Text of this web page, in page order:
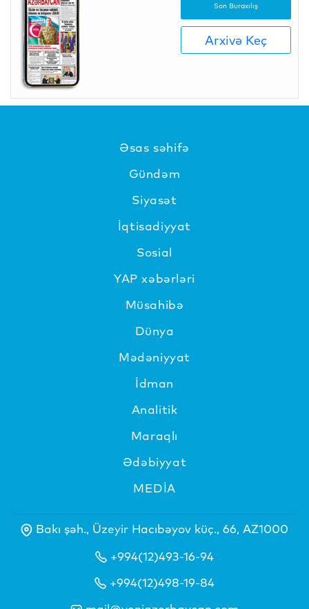
Son Buraxılış
Arxivə Keç
Əsas səhifə
Gündəm
Siyasət
İqtisadiyyat
Sosial
YAP xəbərləri
Müsahibə
Dünya
Mədəniyyat
İdman
Analitik
Maraqlı
Ədəbiyyat
MEDİA
Bakı şəh., Üzeyir Hacıbəyov küç., 66, AZ1000
+994(12)493-16-94
+994(12)498-19-84